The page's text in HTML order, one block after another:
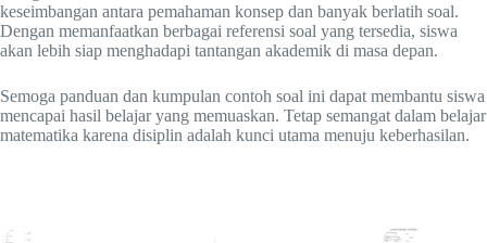
keseimbangan antara pemahaman konsep dan banyak berlatih soal.
Dengan memanfaatkan berbagai referensi soal yang tersedia, siswa
akan lebih siap menghadapi tantangan akademik di masa depan.
Semoga panduan dan kumpulan contoh soal ini dapat membantu siswa
mencapai hasil belajar yang memuaskan. Tetap semangat dalam belajar
matematika karena disiplin adalah kunci utama menuju keberhasilan.